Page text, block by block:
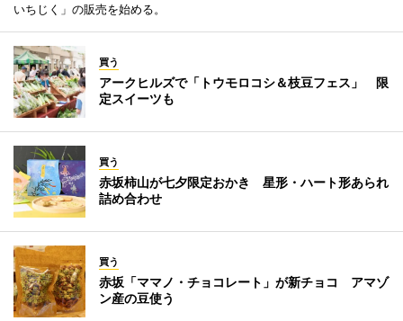
いちじく」の販売を始める。
買う
アークヒルズで「トウモロコシ＆枝豆フェス」 限
定スイーツも
買う
赤坂柿山が七夕限定おかき 星形・ハート形あられ
詰め合わせ
買う
赤坂「ママノ・チョコレート」が新チョコ アマゾ
ン産の豆使う